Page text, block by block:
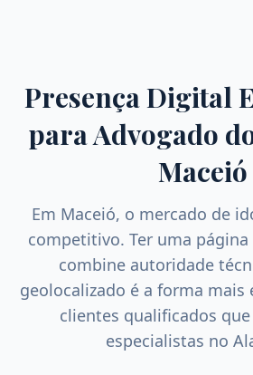
Presença Digital
paraAdvogado
Maceió
Em Maceió, o mercado de
competitivo. Ter uma
combine autoridade
geolocalizado é a forma
clientes qualificados
especialistas no